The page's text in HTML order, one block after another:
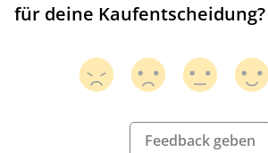
für deine Kaufentscheidung?
Feedback geben